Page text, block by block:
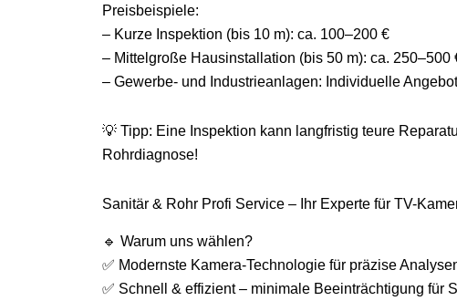
Preisbeispiele:
– Kurze Inspektion (bis 10 m): ca. 100–200 €
– Mittelgroße Hausinstallation (bis 50 m): ca. 250–500
– Gewerbe- und Industrieanlagen: Individuelle
💡 Tipp: Eine Inspektion kann langfristig teure
Rohrdiagnose!
Sanitär & Rohr Profi Service – Ihr Experte für TV-
🔹 Warum uns wählen?
✅ Modernste Kamera-Technologie für präzise
✅ Schnell & effizient – minimale Beeinträchtigung für